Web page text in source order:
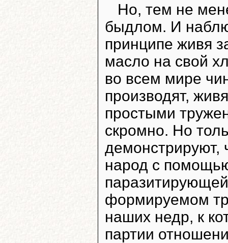
Но, тем не
быдлом. И
принципе живя
масло на свой
во всем мире
производят,
простыми
скромно. Но
демонстрируют,
народ с
формируемом
наших недр, к
партии